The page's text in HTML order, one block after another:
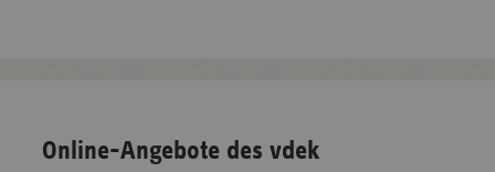
Online-Angebote des vdek